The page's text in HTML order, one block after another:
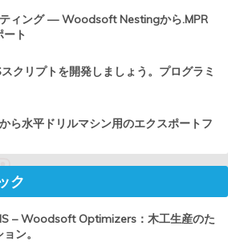
ィング — Woodsoft Nestingから.MPR
ト
クリプトを開発しましょう。プログラミ
水平ドリルマシン用のエクスポートフ
ク
– Woodsoft Optimizers：木工生産のた
ン。